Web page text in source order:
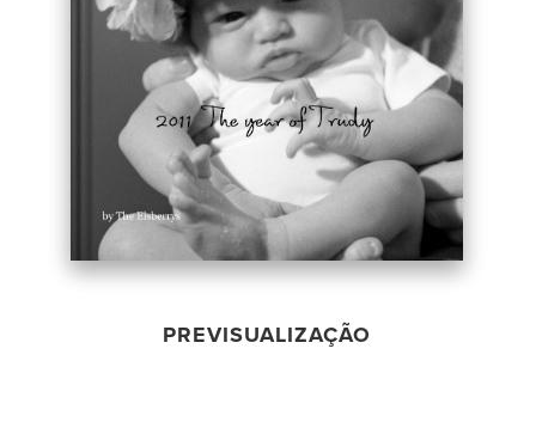
PREVISUALIZAÇÃO